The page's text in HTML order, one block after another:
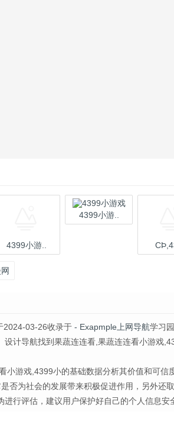
4399小游..
4399小游..
2024-03-26收录于 - Exapmple上网导航学习
计导航找到果蔬连连看,果蔬连连看小游戏
小游戏,4399小的基础数据分析其价值和可
否为社会的发展带来积极促进作用，另外还
行评估，建议用户保护好自己的个人信息安